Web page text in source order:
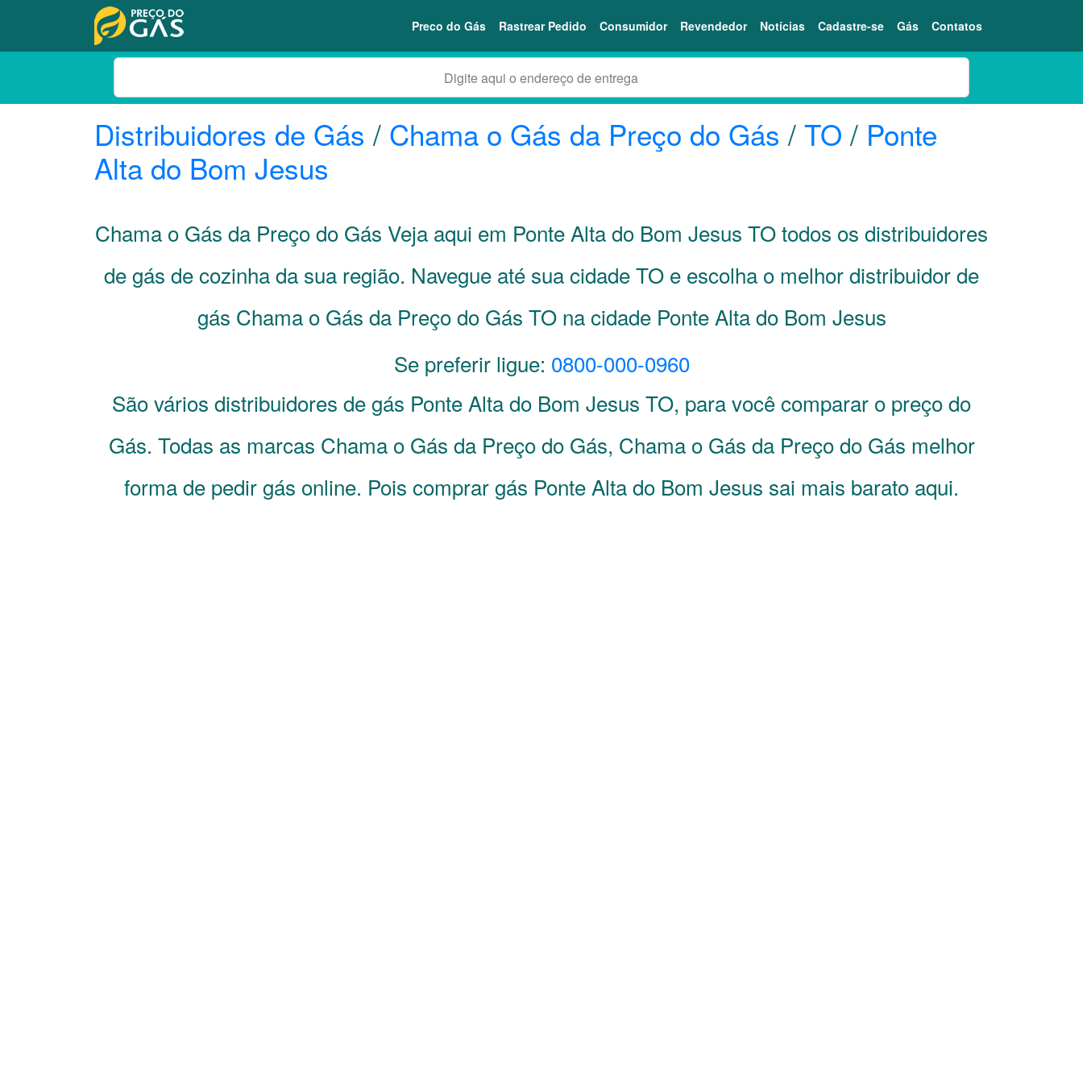
Preco do Gás Rastrear Pedido Consumidor Revendedor Notícias Cadastre-se Gás Contatos
Distribuidores de Gás/ Chama o Gás da Preço do Gás / TO / Ponte
Alta do Bom Jesus
Chama o Gás da Preço do Gás Veja aqui em Ponte Alta do Bom Jesus TOtodos os distribuidores
de gás de cozinha da sua região. Navegue até sua cidadeTO e escolha o melhor distribuidor de
gás Chama o Gás da Preço do Gás TO na cidade Ponte Alta do Bom Jesus
Se preferir ligue: 0800-000-0960
São vários distribuidores de gás Ponte Alta do Bom Jesus TO, para você comparar o preço do
Gás. Todas as marcas Chama o Gás da Preço do Gás, Chama o Gás da Preço do Gás melhor
forma de pedir gás online. Pois comprar gás Ponte Alta do Bom Jesus sai mais barato aqui.